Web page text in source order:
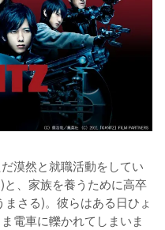
漠然と就職活動をしてい
、家族を養うために高卒
さる)。彼らはある日ひょ
電車に轢かれてしまいま